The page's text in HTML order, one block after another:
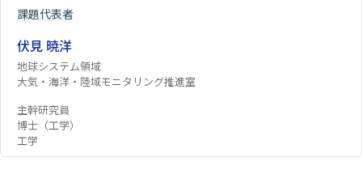
課題代表者
伏見 暁洋
地球システム領域
大気・海洋・陸域モニタリング推進室
主幹研究員
博士（工学）
工学